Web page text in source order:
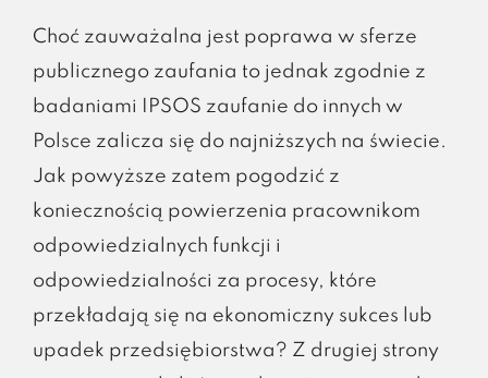
Choć zauważalna jest poprawa w sferze
publicznego zaufania to jednak zgodnie z
badaniami IPSOS zaufanie do innych w
Polsce zalicza się do najniższych na świecie.
Jak powyższe zatem pogodzić z
koniecznością powierzenia pracownikom
odpowiedzialnych funkcji i
odpowiedzialności za procesy, które
przekładają się na ekonomiczny sukces lub
upadek przedsiębiorstwa? Z drugiej strony